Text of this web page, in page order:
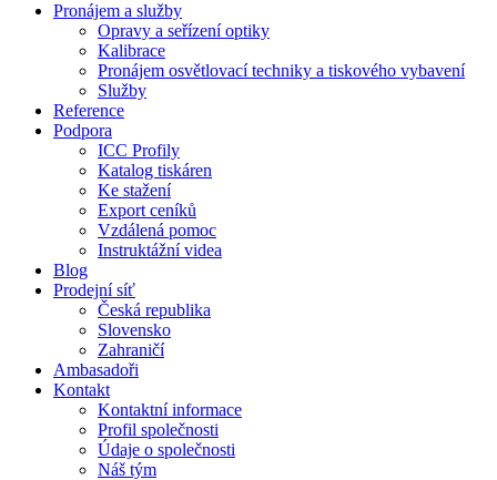
Pronájem a služby
Opravy a seřízení optiky
Kalibrace
Pronájem osvětlovací techniky a tiskového vybavení
Služby
Reference
Podpora
ICC Profily
Katalog tiskáren
Ke stažení
Export ceníků
Vzdálená pomoc
Instruktážní videa
Blog
Prodejní síť
Česká republika
Slovensko
Zahraničí
Ambasadoři
Kontakt
Kontaktní informace
Profil společnosti
Údaje o společnosti
Náš tým